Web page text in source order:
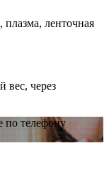
плазма, ленточная
вес, через
телефону